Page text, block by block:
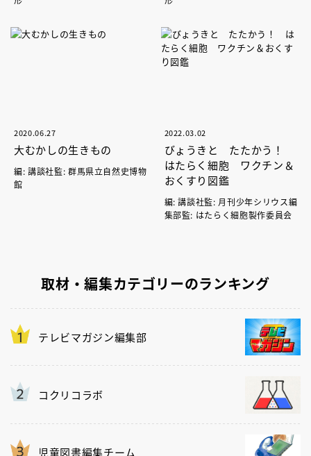
2020.06.27
大むかしの生きもの
編: 講談社監: 群馬県立自然史博物
館
2022.03.02
びょうきと たたかう！
はたらく細胞 ワクチン＆
おくすり図鑑
編: 講談社監: 月刊少年シリウス編
集部監: はたらく細胞製作委員会
取材・編集カテゴリーのランキング
テレビマガジン編集部
コクリコラボ
児童図書編集チーム